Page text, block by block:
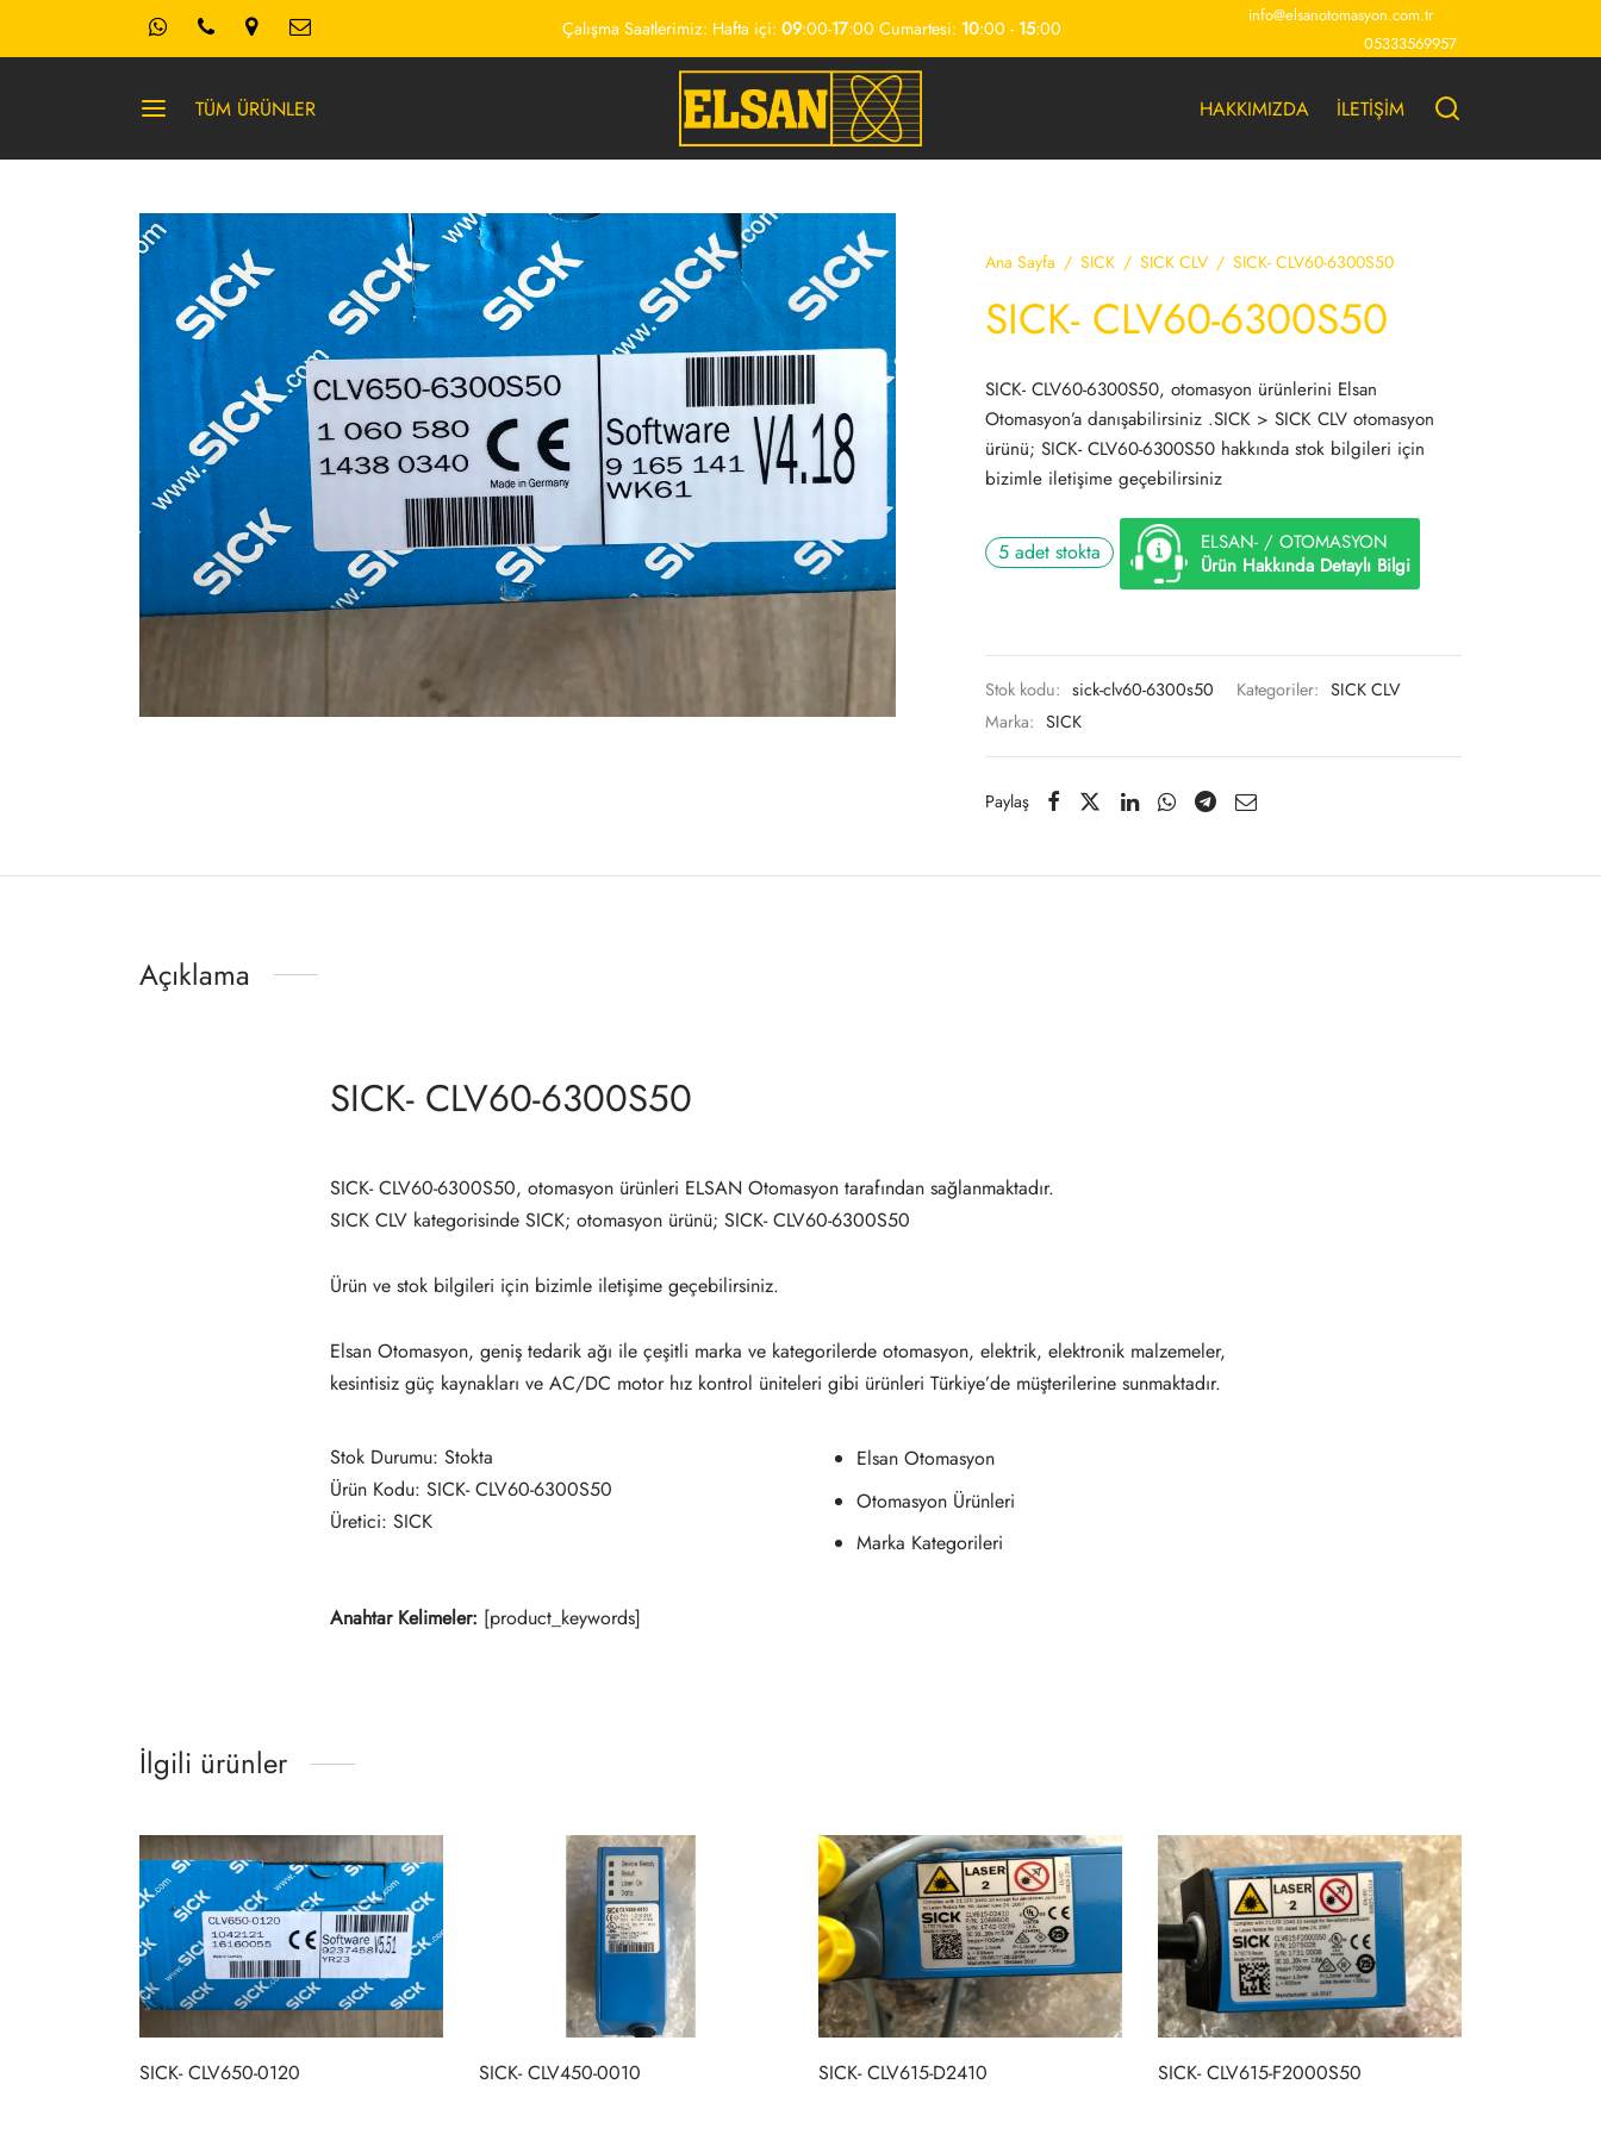
Çalışma Saatlerimiz: Hafta içi: 09:00-17:00 Cumartesi: 10:00 - 15:00
info@elsanotomasyon.com.tr
05333569957
TÜM ÜRÜNLER HAKKIMIZDA İLETİŞİM
Ana Sayfa / SICK / SICK CLV / SICK- CLV60-6300S50
SICK- CLV60-6300S50
SICK- CLV60-6300S50, otomasyon ürünlerini Elsan
Otomasyon’a danışabilirsiniz .SICK > SICK CLV otomasyon
ürünü; SICK- CLV60-6300S50 hakkında stok bilgileri için
bizimle iletişime geçebilirsiniz
5 adet stokta
ELSAN- / OTOMASYON
Ürün Hakkında Detaylı Bilgi
Stok kodu: sick-clv60-6300s50 Kategoriler: SICK CLV
Marka: SICK
Paylaş
Açıklama
SICK- CLV60-6300S50
SICK- CLV60-6300S50, otomasyon ürünleri ELSAN Otomasyon tarafından sağlanmaktadır.
SICK CLV kategorisinde SICK; otomasyon ürünü; SICK- CLV60-6300S50
Ürün ve stok bilgileri için bizimle iletişime geçebilirsiniz.
Elsan Otomasyon, geniş tedarik ağı ile çeşitli marka ve kategorilerde otomasyon, elektrik, elektronik malzemeler,
kesintisiz güç kaynakları ve AC/DC motor hız kontrol üniteleri gibi ürünleri Türkiye’de müşterilerine sunmaktadır.
Stok Durumu: Stokta
Ürün Kodu: SICK- CLV60-6300S50
Üretici: SICK
Elsan Otomasyon
Otomasyon Ürünleri
Marka Kategorileri
Anahtar Kelimeler: [product_keywords]
İlgili ürünler
SICK- CLV650-0120 SICK- CLV450-0010 SICK- CLV615-D2410 SICK- CLV615-F2000S50